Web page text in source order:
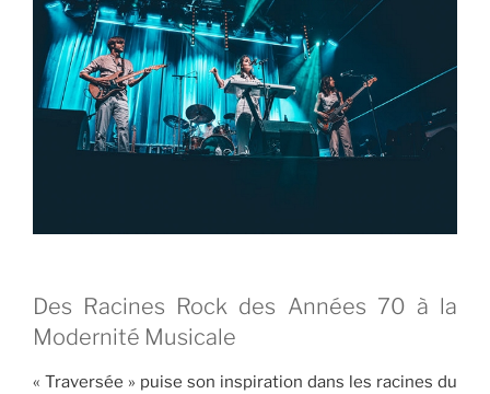
Des Racines Rock des Années 70 à la
Modernité Musicale
« Traversée » puise son inspiration dans les racines du